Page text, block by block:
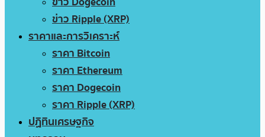
ข่าว Ripple (XRP)
ราคาและการวิเคราะห์
ราคา Bitcoin
ราคา Ethereum
ราคา Dogecoin
ราคา Ripple (XRP)
ปฏิทินเศรษฐกิจ